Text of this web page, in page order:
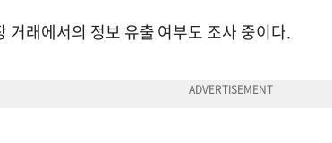
거래에서의 정보 유출 여부도 조사 중이다.